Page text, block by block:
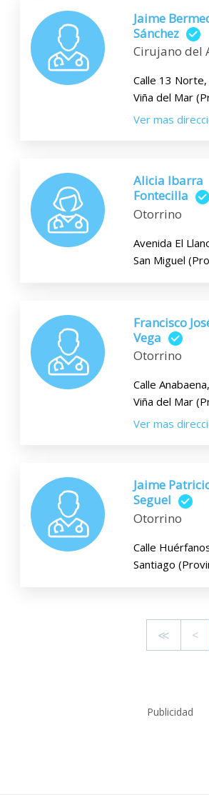
Jaime
Sánchez
Cirujano del
Calle 13 Norte,
Viña del Mar
Ver mas
Alicia Ibarra
Fontecilla
Otorrino
Avenida El
San Miguel
Francisco
Vega
Otorrino
Calle
Viña del Mar
Ver mas
Jaime
Seguel
Otorrino
Calle
Santiago
≪ <
Publicidad